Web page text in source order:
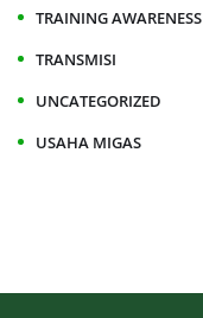
TRAINING AWARENESS
TRANSMISI
UNCATEGORIZED
USAHA MIGAS